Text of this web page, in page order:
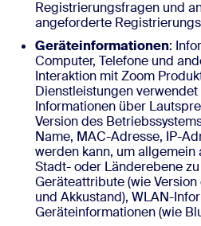
Registrierungsfragen und
angeforderte
Geräteinformationen:
Computer, Telefone und
Interaktion mit Zoom
Dienstleistungen verwendet
Informationen über
Version des
Name, MAC-Adresse, IP-
werden kann, um allgemein
Stadt- oder Länderebene
Geräteattribute (wie
und Akkustand), WLAN-
Geräteinformationen (wie